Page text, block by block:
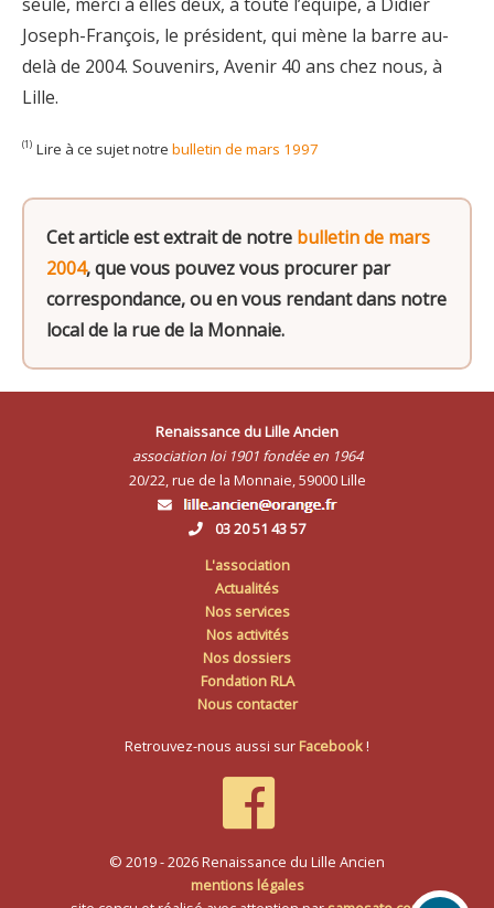
Joseph-François, le président, qui mène la barre au-
delà de 2004. Souvenirs, Avenir 40 ans chez nous, à
Lille.
(1) Lire à ce sujet notre bulletin de mars 1997
Cet article est extrait de notre bulletin de mars
2004, que vous pouvez vous procurer par
correspondance, ou en vous rendant dans notre
local de la rue de la Monnaie.
Renaissance du Lille Ancien
association loi 1901 fondée en 1964
20/22, rue de la Monnaie, 59000 Lille
03 20 51 43 57
L'association
Actualités
Nos services
Nos activités
Nos dossiers
Fondation RLA
Nous contacter
Retrouvez-nous aussi sur Facebook!
© 2019 - 2026 Renaissance du Lille Ancien
mentions légales